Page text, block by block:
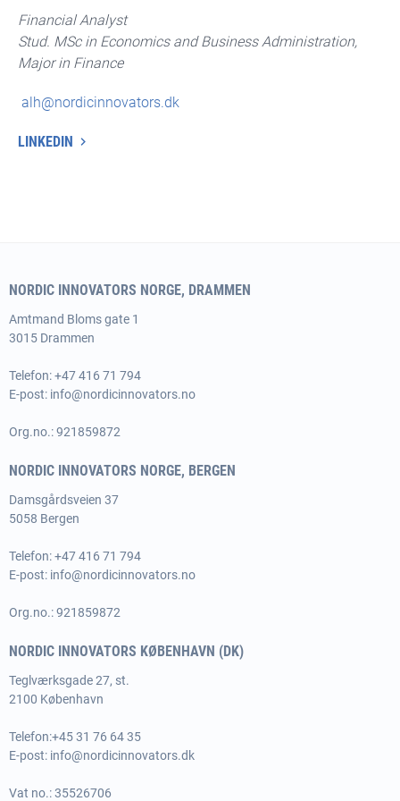
Financial Analyst
Stud. MSc in Economics and Business Administration,
Major in Finance
alh@nordicinnovators.dk
LINKEDIN
NORDIC INNOVATORS NORGE, DRAMMEN
Amtmand Bloms gate 1
3015 Drammen
Telefon: +47 416 71 794
E-post: info@nordicinnovators.no
Org.no.: 921859872
NORDIC INNOVATORS NORGE, BERGEN
Damsgårdsveien 37
5058 Bergen
Telefon: +47 416 71 794
E-post: info@nordicinnovators.no
Org.no.: 921859872
NORDIC INNOVATORS KØBENHAVN (DK)
Teglværksgade 27, st.
2100 København
Telefon:+45 31 76 64 35
E-post: info@nordicinnovators.dk
Vat no.: 35526706